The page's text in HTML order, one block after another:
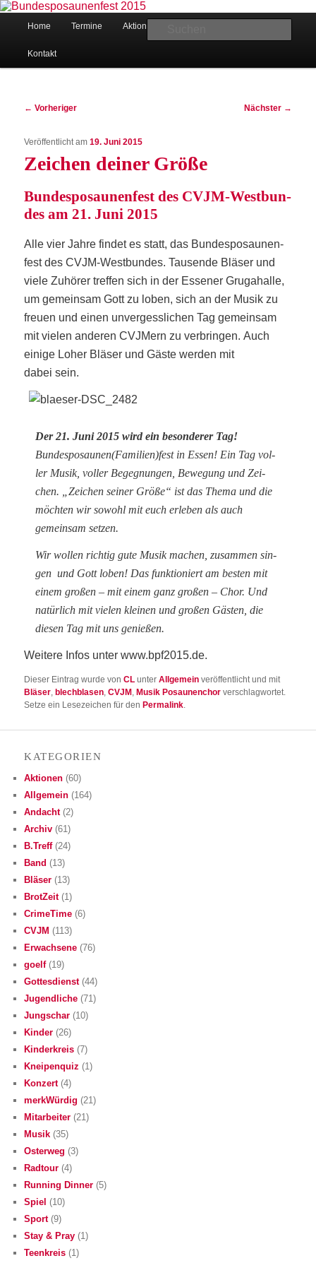
CVJM Lohe
Christlicher Verein junger Menschen in Bad Oeynhausen-Lohe
Zum
primären
Inhalt
springen
Home Ter­mi­ne Aktio­nen
Kon­takt
Beitragsnavigation
← Vorheriger Nächster →
Zei­chen dei­ner Größe
Veröffentlicht am19. Juni 2015
Bun­des­po­sau­nen­fest des CVJM-West­bun­
des am 21. Juni 2015
Alle vier Jah­re fin­det es statt, das Bun­des­po­sau­nen­
fest des CVJM-West­bun­des. Tau­sen­de Blä­ser und
vie­le Zuhö­rer tref­fen sich in der Esse­ner Gru­ga­hal­le,
um gemein­sam Gott zu loben, sich an der Musik zu
freu­en und einen unver­gess­li­chen Tag gemein­sam
mit vie­len ande­ren CVJ­Mern zu ver­brin­gen. Auch
eini­ge Loher Blä­ser und Gäs­te wer­den mit
dabei sein.
Der 21. Juni 2015 wird ein beson­de­rer Tag!
Bundesposaunen(Familien)fest in Essen! Ein Tag vol­
ler Musik, vol­ler Begeg­nun­gen, Bewe­gung und Zei­
chen. „Zei­chen sei­ner Grö­ße“ ist das The­ma und die
möch­ten wir sowohl mit euch erle­ben als auch
gemein­sam setzen.
Wir wol­len rich­tig gute Musik machen, zusam­men sin­
gen und Gott loben! Das funk­tio­niert am bes­ten mit
einem gro­ßen – mit einem ganz gro­ßen – Chor. Und
natür­lich mit vie­len klei­nen und gro­ßen Gäs­ten, die
die­sen Tag mit uns genießen.
Wei­te­re Infos unter www.bpf2015.de.
Dieser Eintrag wurde vonCL unterAllgemein veröffentlicht und mit
Bläser, blechblasen,CVJM , Musik Posaunenchor verschlagwortet.
Setze ein Lesezeichen für den Permalink.
KATE­GO­RIEN
Aktionen (60)
Allgemein (164)
Andacht(2)
Archiv (61)
B.Treff(24)
Band (13)
Bläser (13)
BrotZeit(1)
CrimeTime (6)
CVJM (113)
Erwachsene (76)
goelf(19)
Gottesdienst(44)
Jugendliche (71)
Jungschar (10)
Kinder (26)
Kinderkreis (7)
Kneipenquiz (1)
Konzert(4)
merkWürdig (21)
Mitarbeiter (21)
Musik (35)
Osterweg (3)
Radtour (4)
Running Dinner (5)
Spiel (10)
Sport(9)
Stay & Pray (1)
Teenkreis (1)